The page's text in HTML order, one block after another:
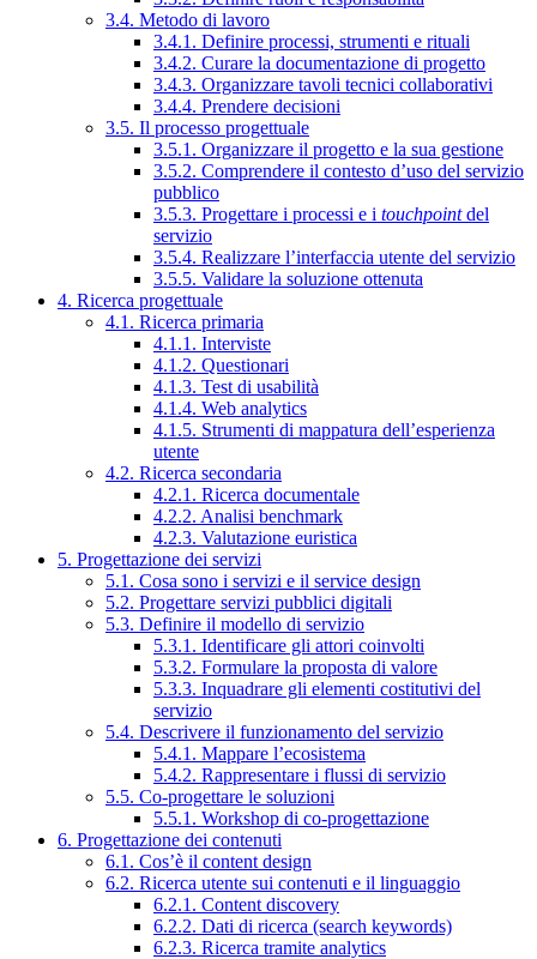
3.4. Metodo di lavoro
3.4.1. Definire processi, strumenti e rituali
3.4.2. Curare la documentazione di progetto
3.4.3. Organizzare tavoli tecnici collaborativi
3.4.4. Prendere decisioni
3.5. Il processo progettuale
3.5.1. Organizzare il progetto e la sua gestione
3.5.2. Comprendere il contesto d’uso del servizio
pubblico
3.5.3. Progettare i processi e i touchpointdel
servizio
3.5.4. Realizzare l’interfaccia utente del servizio
3.5.5. Validare la soluzione ottenuta
4. Ricerca progettuale
4.1. Ricerca primaria
4.1.1. Interviste
4.1.2. Questionari
4.1.3. Test di usabilità
4.1.4. Web analytics
4.1.5. Strumenti di mappatura dell’esperienza
utente
4.2. Ricerca secondaria
4.2.1. Ricerca documentale
4.2.2. Analisi benchmark
4.2.3. Valutazione euristica
5. Progettazione dei servizi
5.1. Cosa sono i servizi e il service design
5.2. Progettare servizi pubblici digitali
5.3. Definire il modello di servizio
5.3.1. Identificare gli attori coinvolti
5.3.2. Formulare la proposta di valore
5.3.3. Inquadrare gli elementi costitutivi del
servizio
5.4. Descrivere il funzionamento del servizio
5.4.1. Mappare l’ecosistema
5.4.2. Rappresentare i flussi di servizio
5.5. Co-progettare le soluzioni
5.5.1. Workshop di co-progettazione
6. Progettazione dei contenuti
6.1. Cos’è il content design
6.2. Ricerca utente sui contenuti e il linguaggio
6.2.1. Content discovery
6.2.2. Dati di ricerca (search keywords)
6.2.3. Ricerca tramite analytics